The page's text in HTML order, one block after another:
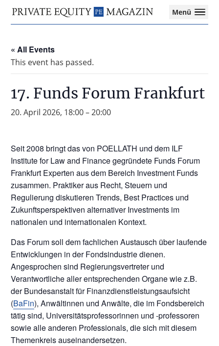
springen
springen
Private
Equity
Das
für
die
Private
Equity-
Branche
–
Investment
Funds
I
Tax
Menü
« All Events
This event has passed.
17. Funds Forum Frankfurt
20. April 2026, 18:00–20:00
Seit 2008 bringt das von POELLATH und dem ILF
Institute for Law and Finance gegründete Funds Forum
Frankfurt Experten aus dem Bereich Investment Funds
zusammen. Praktiker aus Recht, Steuern und
Regulierung diskutieren Trends, Best Practices und
Zukunftsperspektiven alternativer Investments im
nationalen und internationalen Kontext.
Das Forum soll dem fachlichen Austausch über laufende
Entwicklungen in der Fondsindustrie dienen.
Angesprochen sind Regierungsvertreter und
Verantwortliche aller entsprechenden Organe wie z.B.
der Bundesanstalt für Finanzdienstleistungsaufsicht
(BaFin), Anwältinnen und Anwälte, die im Fondsbereich
tätig sind, Universitätsprofessorinnen und -professoren
sowie alle anderen Professionals, die sich mit diesem
Themenkreis auseinandersetzen.